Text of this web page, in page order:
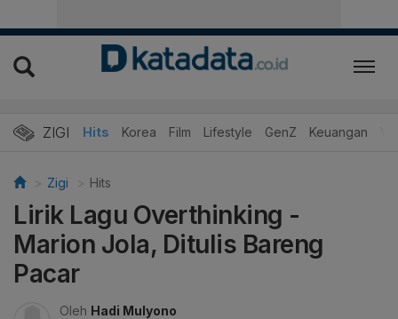
ZIGI Hits Korea Film Lifestyle GenZ Keuangan
Zigi Hits
Lirik Lagu Overthinking -
Marion Jola, Ditulis Bareng
Pacar
Oleh Hadi Mulyono